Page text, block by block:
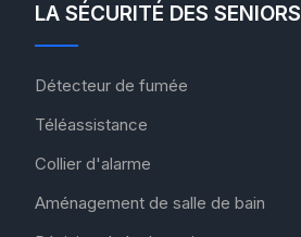
LA SÉCURITÉ DES SENIORS
Détecteur de fumée
Téléassistance
Collier d'alarme
Aménagement de salle de bain